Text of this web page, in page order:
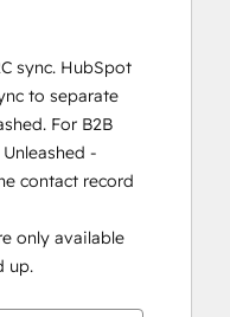
sync. HubSpot
to separate
For B2B
-
contact record
only available
up.